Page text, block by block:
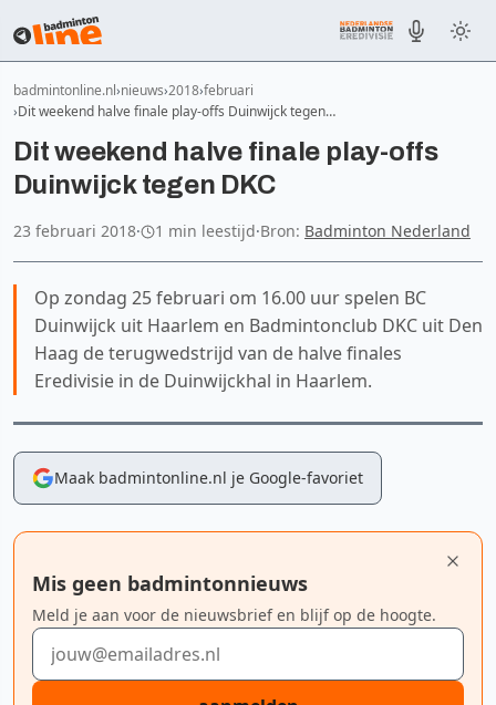
badmintonline.nl nieuws 2018 februari
Dit weekend halve finale play-offs Duinwijck tegen…
Dit weekend halve finale play-offs
Duinwijck tegen DKC
23 februari 2018· 1 min leestijd·Bron: Badminton Nederland
Op zondag 25 februari om 16.00 uur spelen BC
Duinwijck uit Haarlem en Badmintonclub DKC uit Den
Haag de terugwedstrijd van de halve finales
Eredivisie in de Duinwijckhal in Haarlem.
Maak badmintonline.nl je Google-favoriet
Mis geen badmintonnieuws
Meld je aan voor de nieuwsbrief en blijf op de hoogte.
E-mailadres